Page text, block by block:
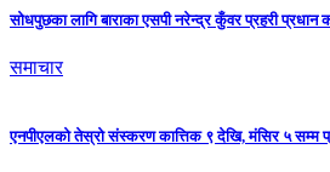
सोधपुछका लागि बाराका एसपी नरेन्द्र कुँवर प्रहरी प्रधान
समाचार
एनपीएलको तेस्रो संस्करण कात्तिक ९ देखि, मंसिर ५ सम्म